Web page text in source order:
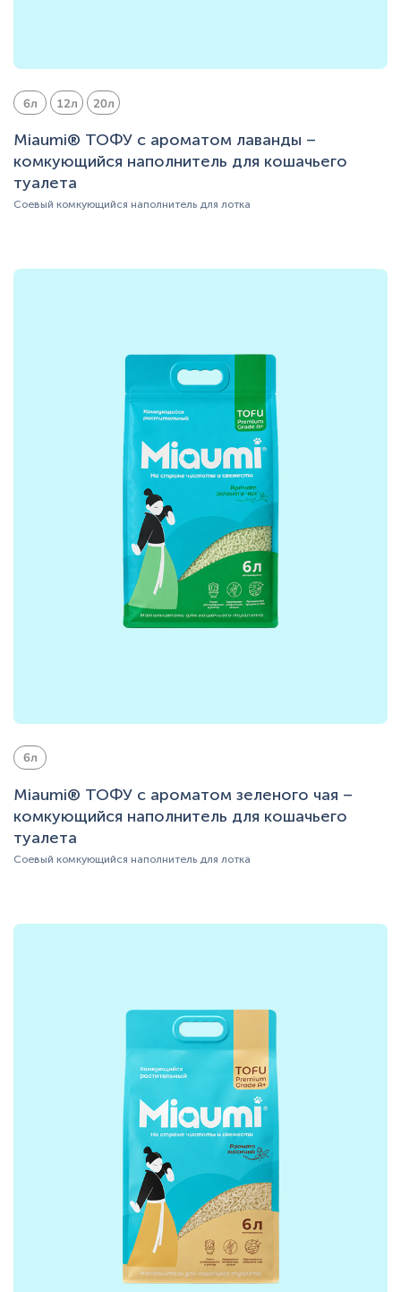
6л 12л 20л
Miaumi® ТОФУ с ароматом лаванды –
комкующийся наполнитель для кошачьего
туалета
Соевый комкующийся наполнитель для лотка
6л
Miaumi® ТОФУ с ароматом зеленого чая –
комкующийся наполнитель для кошачьего
туалета
Соевый комкующийся наполнитель для лотка